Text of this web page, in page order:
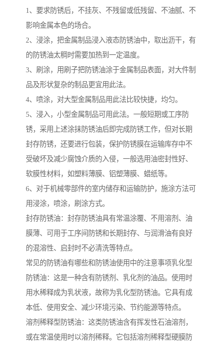
1、要求防锈后，不挂灰、不残留或低残留、不油腻、不
影响金属本色的场合。
2、浸涂，把金属制品浸入液态防锈油中，取出沥干，有
的防锈油太稠时需要加热到一定温度。
3、刷涂，用刷子把防锈油涂于金属制品表面，对大件制
品及形状复杂的制品更宜用此法。
4、喷涂，对大型金属制品用此法比较快捷，均匀。
5、浸入，小型金属制品可用此法。一般短期或工序防
锈，采用上述涂抹防锈油后即完成防锈工作，但对长期
封存防锈，还要进行包装，保护防锈膜在运输库存中不
受破坏及减少腐蚀介质的入侵，一般选用油密封性好、
软膜性材料，如塑料薄膜、铝塑薄膜、蜡纸等。
6、对于机械零部件的室内储存和运输防护，施涂方法可
用浸涂，喷涂，刷涂方式。
封存防锈油：封存防锈油具有常温涂覆、不用溶剂、油
膜薄、可用于工序间防锈和长期封存、与润滑油有良好
的混溶性、启封时不必清洗等特点。
常见的防锈油有哪些和防锈油使用中的注意事项乳化型
防锈油：这是一种含有防锈剂、乳化剂的油品。使用时
用水稀释成为乳状液，故称为乳化型防锈油。它具有成
本低、使用安全、减少环境污染、节约能源等特点。
溶剂稀释型防锈油：这类防锈油含有挥发性石油溶剂，
或在常温使用时以溶剂稀释。它包括溶剂稀释型硬膜防